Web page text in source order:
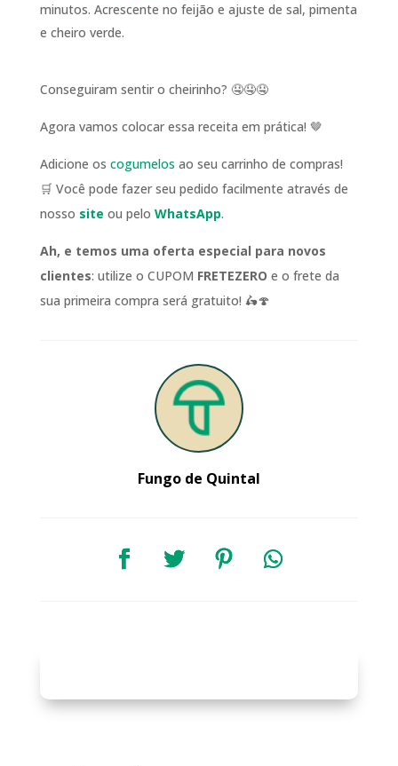
minutos. Acrescente no feijão e ajuste de sal, pimenta
e cheiro verde.
Conseguiram sentir o cheirinho? 🤤🤤🤤
Agora vamos colocar essa receita em prática! 🤎
Adicione os cogumelos ao seu carrinho de compras!
🛒 Você pode fazer seu pedido facilmente através de
nosso site ou pelo WhatsApp.
Ah, e temos uma oferta especial para novos
clientes: utilize o CUPOM FRETEZERO e o frete da
sua primeira compra será gratuito! 🛵🍄
Fungo de Quintal